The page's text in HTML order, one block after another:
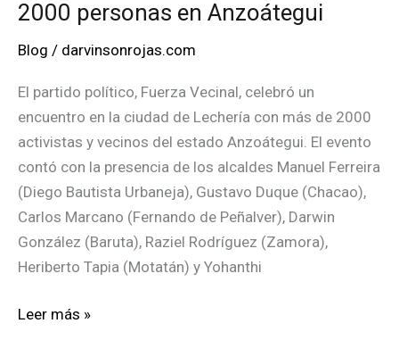
2000 personas en Anzoátegui
Blog / darvinsonrojas.com
El partido político, Fuerza Vecinal, celebró un
encuentro en la ciudad de Lechería con más de 2000
activistas y vecinos del estado Anzoátegui. El evento
contó con la presencia de los alcaldes Manuel Ferreira
(Diego Bautista Urbaneja), Gustavo Duque (Chacao),
Carlos Marcano (Fernando de Peñalver), Darwin
González (Baruta), Raziel Rodríguez (Zamora),
Heriberto Tapia (Motatán) y Yohanthi
Fuerza
Leer más »